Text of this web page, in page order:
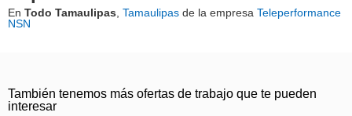
En Todo Tamaulipas Tamaulipas de la empresa Teleperformance
NSN
También tenemos más ofertas de trabajo que te pueden
interesar